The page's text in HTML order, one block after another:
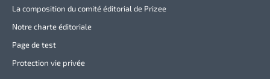
La composition du comité éditorial de Prizee
Notre charte éditoriale
Page de test
Protection vie privée